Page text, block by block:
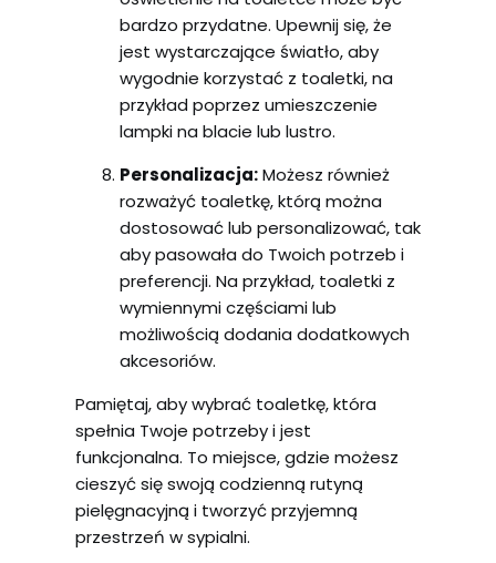
bardzo przydatne. Upewnij się, że
jest wystarczające światło, aby
wygodnie korzystać z toaletki, na
przykład poprzez umieszczenie
lampki na blacie lub lustro.
Personalizacja:Możesz również
rozważyć toaletkę, którą można
dostosować lub personalizować, tak
aby pasowała do Twoich potrzeb i
preferencji. Na przykład, toaletki z
wymiennymi częściami lub
możliwością dodania dodatkowych
akcesoriów.
Pamiętaj, aby wybrać toaletkę, która
spełnia Twoje potrzeby i jest
funkcjonalna. To miejsce, gdzie możesz
cieszyć się swoją codzienną rutyną
pielęgnacyjną i tworzyć przyjemną
przestrzeń w sypialni.